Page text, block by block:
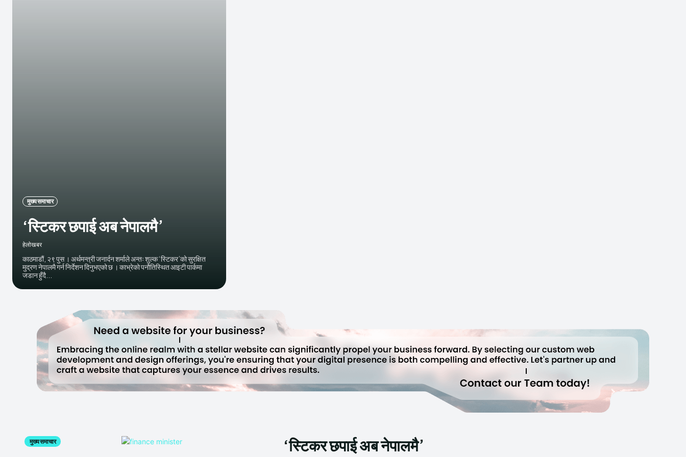
मुख्य समाचार
‘स्टिकर छपाई अब नेपालमै’
हेलाेखबर
काठमाडौं, २९ पुस । अर्थमन्त्री जनार्दन शर्माले अन्तः शुल्क ‘स्टिकर’को सुरक्षित
मुद्रण नेपालमै गर्न निर्देशन दिनुभएको छ । काभ्रेको पनौतिस्थित आइटी पार्कमा
जडान हुँदै...
मुख्य समाचार ‘स्टिकर छपाई अब नेपालमै’